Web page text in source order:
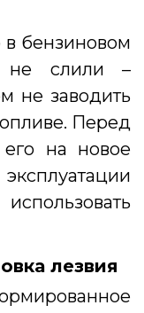
в бензиновом
не слили –
не заводить
Перед
на новое
лезвия